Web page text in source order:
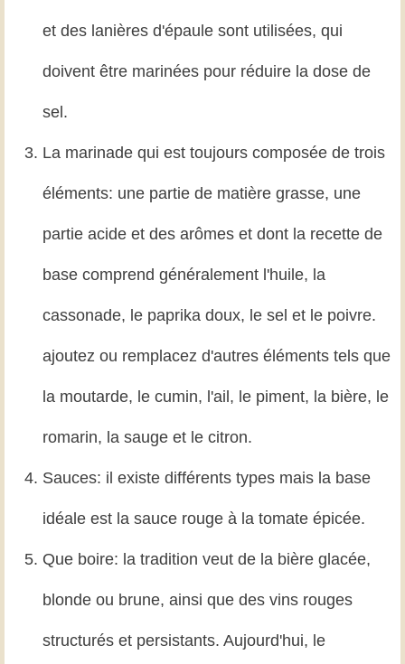
et des lanières d'épaule sont utilisées, qui
doivent être marinées pour réduire la dose de
sel.
La marinade qui est toujours composée de trois
éléments: une partie de matière grasse, une
partie acide et des arômes et dont la recette de
base comprend généralement l'huile, la
cassonade, le paprika doux, le sel et le poivre.
ajoutez ou remplacez d'autres éléments tels que
la moutarde, le cumin, l'ail, le piment, la bière, le
romarin, la sauge et le citron.
Sauces: il existe différents types mais la base
idéale est la sauce rouge à la tomate épicée.
Que boire: la tradition veut de la bière glacée,
blonde ou brune, ainsi que des vins rouges
structurés et persistants. Aujourd'hui, le